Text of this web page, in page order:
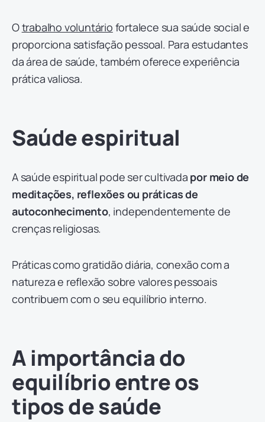
Otrabalho voluntário fortalece sua saúde social e
proporciona satisfação pessoal. Para estudantes
da área de saúde, também oferece experiência
prática valiosa.
Saúde espiritual
A saúde espiritual pode ser cultivada por meio de
meditações, reflexões ou práticas de
autoconhecimento, independentemente de
crenças religiosas.
Práticas como gratidão diária, conexão com a
natureza e reflexão sobre valores pessoais
contribuem com o seu equilíbrio interno.
A importância do
equilíbrio entre os
tipos de saúde